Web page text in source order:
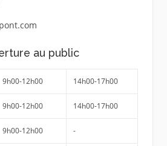
au public
9h00-12h00 14h00-17h00
9h00-12h00 14h00-17h00
9h00-12h00 -